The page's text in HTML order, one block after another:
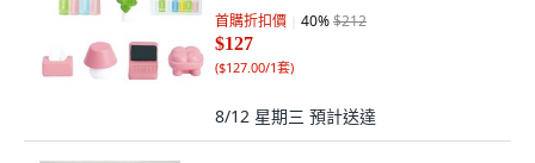
首購折扣價 40%$212
$127
($127.00/1套)
8/12 星期三 預計送達